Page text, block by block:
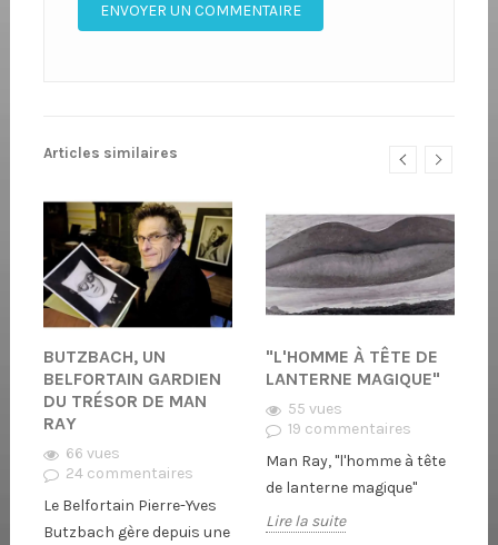
Articles similaires
BUTZBACH, UN
BELFORTAIN GARDIEN
DU TRÉSOR DE MAN
RAY
66 vues
24 commentaires
Le Belfortain Pierre-Yves
Butzbach gère depuis une
"L'HOMME À TÊTE DE
LANTERNE MAGIQUE"
55 vues
19 commentaires
Man Ray, "l'homme à tête
de lanterne magique"
Lire la suite